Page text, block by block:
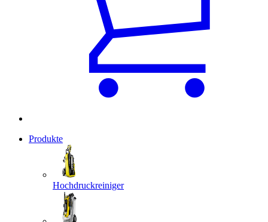
Produkte
Hochdruckreiniger